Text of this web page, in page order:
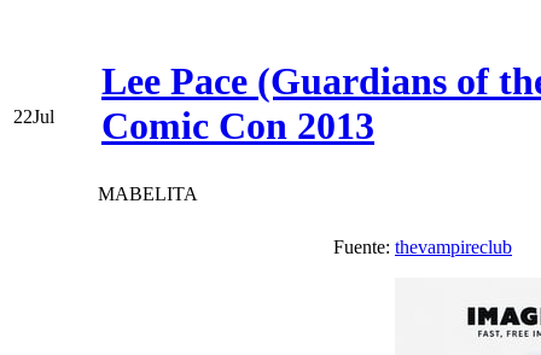
22Jul
Lee Pace (Guardians of
Comic Con 2013
MABELITA
Fuente: thevampireclub